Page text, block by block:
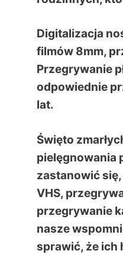
Digitalizacja
filmów 8mm,
Przegrywanie
odpowiednie
lat.
Święto
pielęgnowania
zastanowić
VHS,
przegrywanie
nasze
sprawić, że ich